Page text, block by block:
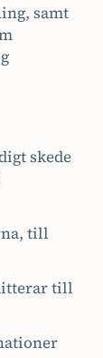
samt
skede
till
till